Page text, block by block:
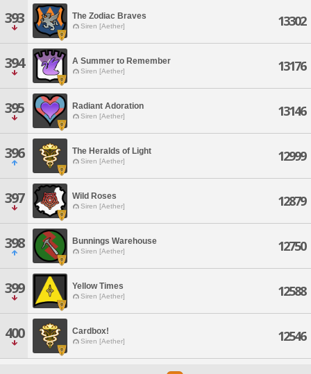
393 The Zodiac Braves
Siren [Aether] 13302
394 A Summer to Remember
Siren [Aether] 13176
395 Radiant Adoration
Siren [Aether] 13146
396 The Heralds of Light
Siren [Aether] 12999
397 Wild Roses
Siren [Aether] 12879
398 Bunnings Warehouse
Siren [Aether] 12750
399 Yellow Times
Siren [Aether] 12588
400 Cardbox!
Siren [Aether] 12546